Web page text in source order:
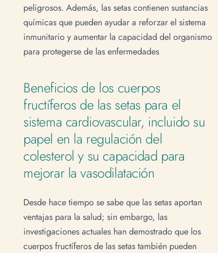
peligrosos. Además, las setas contienen sustancias
químicas que pueden ayudar a reforzar el sistema
inmunitario y aumentar la capacidad del organismo
para protegerse de las enfermedades
Beneficios de los cuerpos
fructíferos de las setas para el
sistema cardiovascular, incluido su
papel en la regulación del
colesterol y su capacidad para
mejorar la vasodilatación
Desde hace tiempo se sabe que las setas aportan
ventajas para la salud; sin embargo, las
investigaciones actuales han demostrado que los
cuerpos fructíferos de las setas también pueden